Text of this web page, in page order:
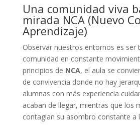
Una comunidad viva
mirada NCA (Nuevo
Aprendizaje)
Observar nuestros entornos es ser
comunidad en constante
principios de NCA, el aula se
de convivencia donde no hay
alumnas con más experiencia
acaban de llegar, mientras que los
contagian su asombro constante a